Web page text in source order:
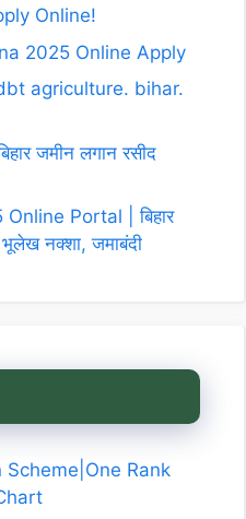
Online!
2025 Online Apply
agriculture. bihar.
जमीन लगान रसीद
Portal | बिहार
नक्शा, जमाबंदी
Scheme|One Rank